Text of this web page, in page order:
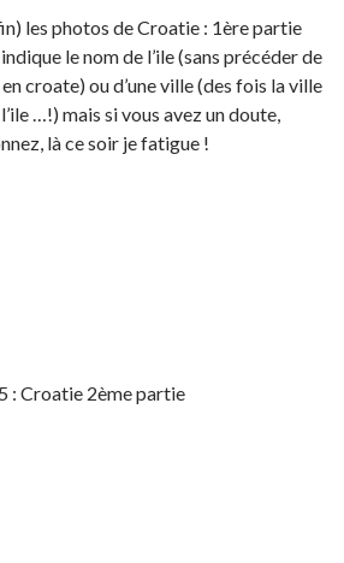
les photos de Croatie : 1ère partie
le nom de l’ile (sans précéder de
croate) ou d’une ville (des fois la ville
…!) mais si vous avez un doute,
là ce soir je fatigue !
: Croatie 2ème partie